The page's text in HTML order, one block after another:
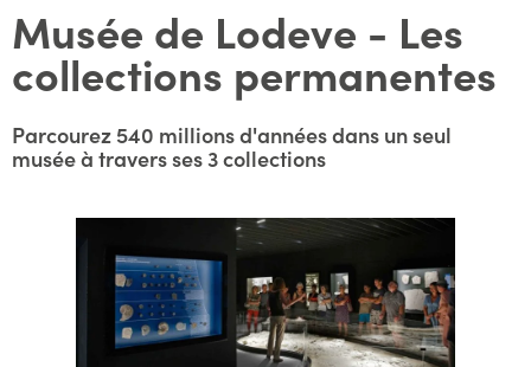
Musée de Lodeve - Les
collections permanentes
Parcourez 540 millions d'années dans un seul
musée à travers ses 3 collections